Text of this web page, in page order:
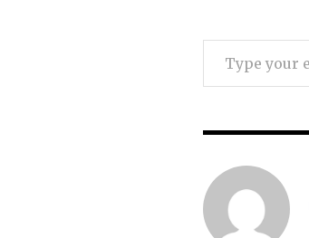
Type your email…